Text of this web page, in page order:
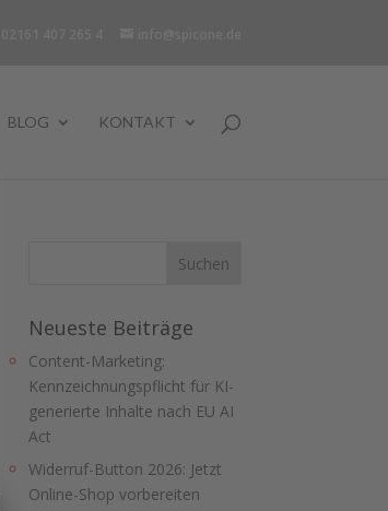
BLOG KONTAKT
Neueste Beiträge
Content-Marketing:
Kennzeichnungspflicht für KI-
generierte Inhalte nach EU AI
Act
Widerruf-Button 2026: Jetzt
Online-Shop vorbereiten